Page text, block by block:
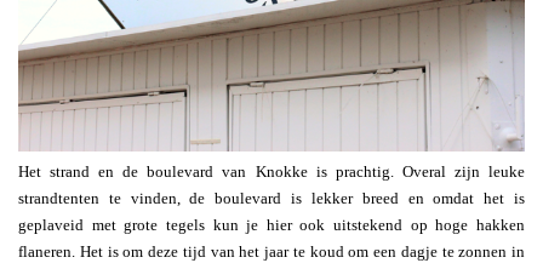
Het strand en de boulevard van Knokke is prachtig. Overal zijn leuke
strandtenten te vinden, de boulevard is lekker breed en omdat het is
geplaveid met grote tegels kun je hier ook uitstekend op hoge hakken
flaneren. Het is om deze tijd van het jaar te koud om een dagje te zonnen in